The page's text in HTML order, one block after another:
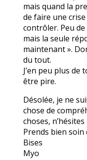
mais quand la
de faire une crise
contrôler. Peu de
mais la seule
maintenant ».
du tout.
J’en peu plus
être pire.
Désolée, je ne
chose de
choses, n’hésites
Prends bien soin
Bises
Myo